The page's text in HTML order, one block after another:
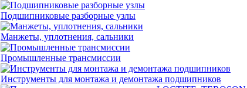
Подшипниковые разборные узлы
Манжеты, уплотнения, сальники
Промышленные трансмиссии
Инструменты для монтажа и демонтажа подшипников